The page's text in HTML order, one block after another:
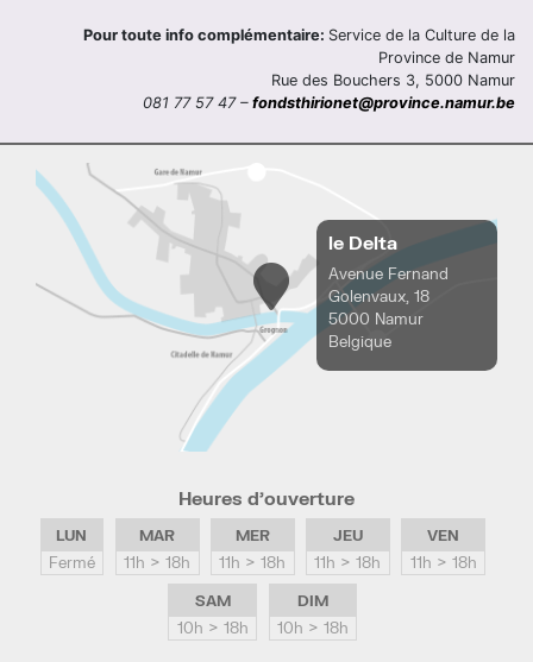
Pour toute info complémentaire: Service de la Culture de la
Province de Namur
Rue des Bouchers 3, 5000 Namur
081 77 57 47 – fondsthirionet@province.namur.be
le Delta
Avenue Fernand
Golenvaux, 18
5000 Namur
Belgique
Heures d’ouverture
LUN
Fermé
MAR
11h > 18h
MER
11h > 18h
JEU
11h > 18h
VEN
11h > 18h
SAM
10h > 18h
DIM
10h > 18h